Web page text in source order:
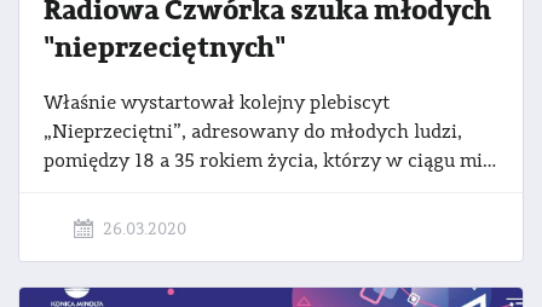
Radiowa Czwórka szuka młodych
"nieprzeciętnych"
Właśnie wystartował kolejny plebiscyt
„Nieprzeciętni”, adresowany do młodych ludzi,
pomiędzy 18 a 35 rokiem życia, którzy w ciągu minionego roku zrobili coś wyjątkowego. Plebiscyt potrwa do 25 czerwca, kiedy to zostanie wyłoniony najbardziej „Nieprzeciętny” roku. Czwórka zaprasza do nadsyłania zgłoszeń.
26.03.2020